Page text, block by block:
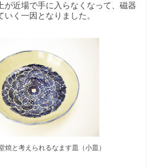
が近場で手に入らなくなって、磁器
く一因となりました。
と考えられるなます皿（小皿）